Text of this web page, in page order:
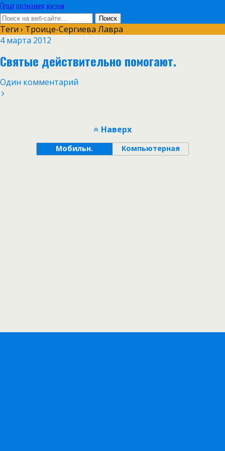
Опыт познания жизни
Теги › Троице-Сергиева Лавра
4 марта 2012
Святые действительно помогают.
Один комментарий
Наверх
Мобильн. Компьютерная